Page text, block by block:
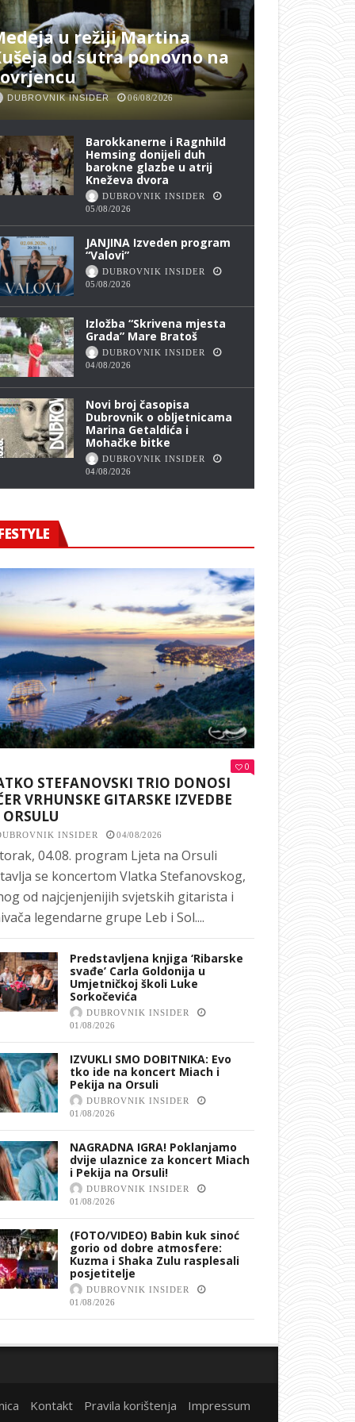
u režiji Martina
od sutra ponovno na
DUBROVNIK INSIDER 06/08/2026
Barokkanerne i Ragnhild
Hemsing donijeli duh
barokne glazbe u atrij
Kneževa dvora
DUBROVNIK INSIDER
05/08/2026
JANJINA Izveden program
“Valovi”
DUBROVNIK INSIDER
05/08/2026
Izložba “Skrivena mjesta
Grada” Mare Bratoš
DUBROVNIK INSIDER
04/08/2026
Novi broj časopisa
Dubrovnik o obljetnicama
Marina Getaldića i
Mohačke bitke
DUBROVNIK INSIDER
04/08/2026
0
STEFANOVSKI TRIO DONOSI
VRHUNSKE GITARSKE IZVEDBE
INSIDER 04/08/2026
04.08. program Ljeta na Orsuli
se koncertom Vlatka Stefanovskog,
od najcjenjenijih svjetskih gitarista i
legendarne grupe Leb i Sol....
Predstavljena knjiga ‘Ribarske
svađe’ Carla Goldonija u
Umjetničkoj školi Luke
Sorkočevića
DUBROVNIK INSIDER
01/08/2026
IZVUKLI SMO DOBITNIKA: Evo
tko ide na koncert Miach i
Pekija na Orsuli
DUBROVNIK INSIDER
01/08/2026
NAGRADNA IGRA! Poklanjamo
dvije ulaznice za koncert Miach
i Pekija na Orsuli!
DUBROVNIK INSIDER
01/08/2026
(FOTO/VIDEO) Babin kuk sinoć
gorio od dobre atmosfere:
Kuzma i Shaka Zulu rasplesali
posjetitelje
DUBROVNIK INSIDER
01/08/2026
Kontakt Pravila korištenja Impressum